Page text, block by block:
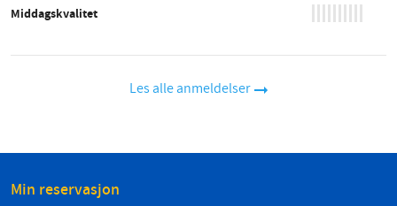
Middagskvalitet
Les alle anmeldelser
Min reservasjon